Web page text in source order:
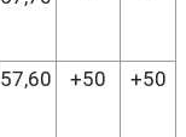
57,60 +50 +50